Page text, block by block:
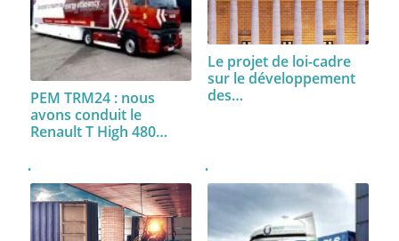
PEM TRM24 : nous
avons conduit le
Renault T High 480…
Le projet de loi-cadre
sur le développement
des…